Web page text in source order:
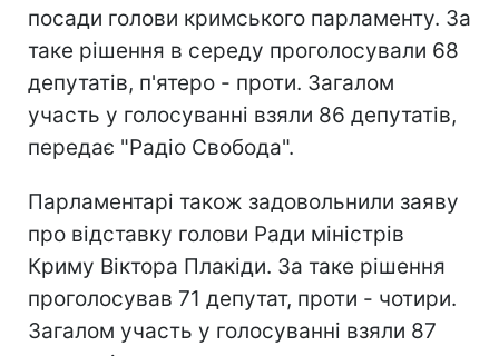
посади голови кримського парламенту. За
таке рiшення в середу проголосували 68
депутатiв, п'ятеро - проти. Загалом
участь у голосуваннi взяли 86 депутатiв,
передає "Радіо Свобода".
Парламентарi також задовольнили заяву
про вiдставку голови Ради мiнiстрiв
Криму Вiктора Плакіди. За таке рiшення
проголосував 71 депутат, проти - чотири.
Загалом участь у голосуваннi взяли 87